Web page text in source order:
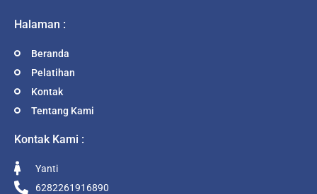
Halaman :
Beranda
Pelatihan
Kontak
Tentang Kami
Kontak Kami :
Yanti
6282261916890